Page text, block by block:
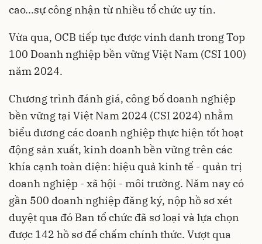
cao...sự công nhận từ nhiều tổ chức uy tín.
Vừa qua, OCB tiếp tục được vinh danh trong Top
100 Doanh nghiệp bền vững Việt Nam (CSI 100)
năm 2024.
Chương trình đánh giá, công bố doanh nghiệp
bền vững tại Việt Nam 2024 (CSI 2024) nhằm
biểu dương các doanh nghiệp thực hiện tốt hoạt
động sản xuất, kinh doanh bền vững trên các
khía cạnh toàn diện: hiệu quả kinh tế - quản trị
doanh nghiệp - xã hội - môi trường. Năm nay có
gần 500 doanh nghiệp đăng ký, nộp hồ sơ xét
duyệt qua đó Ban tổ chức đã sơ loại và lựa chọn
được 142 hồ sơ để chấm chính thức. Vượt qua